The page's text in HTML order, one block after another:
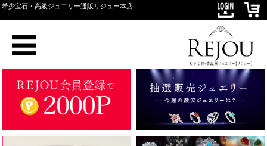
希少宝石・高級ジュエリー通販リジュー本店